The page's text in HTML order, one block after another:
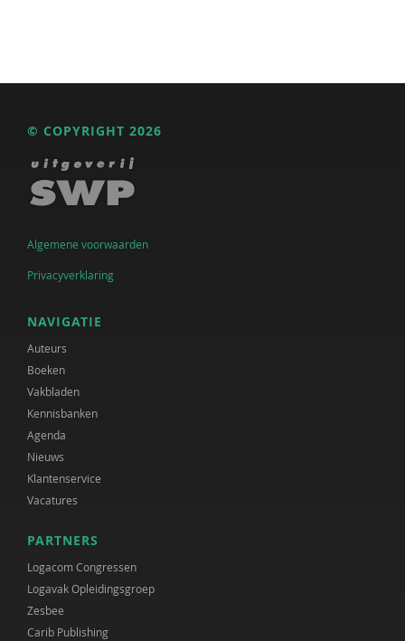
© COPYRIGHT 2026
Algemene voorwaarden
Privacyverklaring
NAVIGATIE
Auteurs
Boeken
Vakbladen
Kennisbanken
Agenda
Nieuws
Klantenservice
Vacatures
PARTNERS
Logacom Congressen
Logavak Opleidingsgroep
Zesbee
Carib Publishing